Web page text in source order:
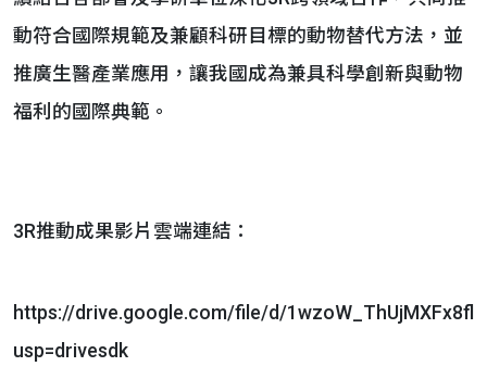
動符合國際規範及兼顧科研目標的動物替代方法，並
推廣生醫產業應用，讓我國成為兼具科學創新與動物
福利的國際典範。
3R推動成果影片雲端連結：
https://drive.google.com/file/d/
usp=drivesdk